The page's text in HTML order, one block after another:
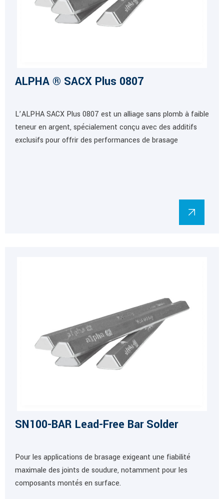
ALPHA ® SACX Plus 0807
L’ALPHA SACX Plus 0807 est un alliage sans plomb à faible
teneur en argent, spécialement conçu avec des additifs
exclusifs pour offrir des performances de brasage
SN100-BAR Lead-Free Bar Solder
Pour les applications de brasage exigeant une fiabilité
maximale des joints de soudure, notamment pour les
composants montés en surface.